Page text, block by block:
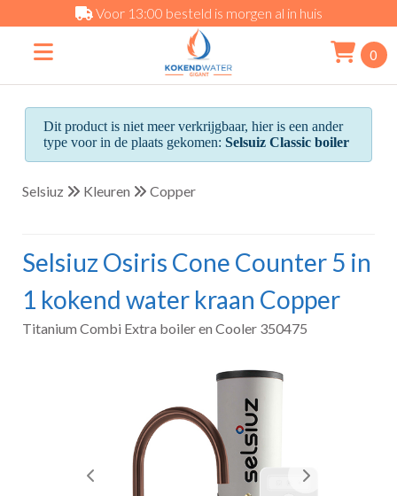
Voor 13:00 besteld is morgen al in huis
0
Dit product is niet meer verkrijgbaar, hier is een ander
type voor in de plaats gekomen:Selsuiz Classic boiler
Selsiuz Kleuren Copper
Selsiuz Osiris Cone Counter 5 in
1 kokend water kraan Copper
Titanium Combi Extra boiler en Cooler 350475